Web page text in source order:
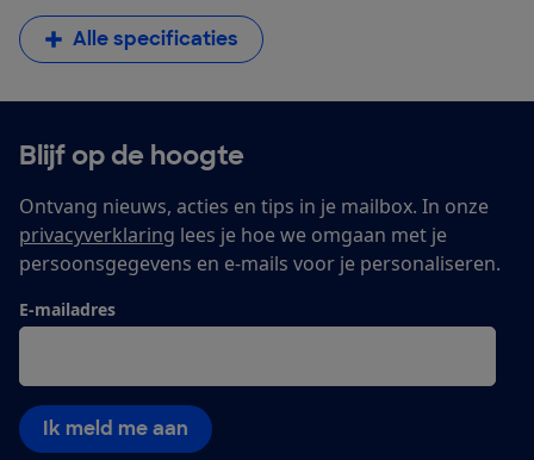
Alle specificaties
Blijf op de hoogte
Ontvang nieuws, acties en tips in je mailbox. In onze
privacyverklaring lees je hoe we omgaan met je
persoonsgegevens en e-mails voor je personaliseren.
E-mailadres
Ik meld me aan